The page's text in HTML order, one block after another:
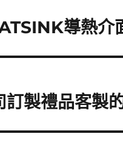
導熱介
訂製禮品客製